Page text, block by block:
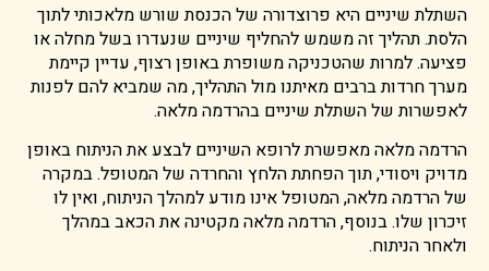
השתלת שיניים היא פרוצדורה של הכנסת שורש מלאכותי לתוך
הלסת. תהליך זה משמש להחליף שיניים שנעדרו בשל מחלה או
פציעה. למרות שהטכניקה משופרת באופן רצוף, עדיין קיימת
מערך חרדות ברבים מאיתנו מול התהליך, מה שמביא להם לפנות
לאפשרות של השתלת שיניים בהרדמה מלאה.
הרדמה מלאה מאפשרת לרופא השיניים לבצע את הניתוח באופן
מדויק ויסודי, תוך הפחתת הלחץ והחרדה של המטופל. במקרה
של הרדמה מלאה, המטופל אינו מודע למהלך הניתוח, ואין לו
זיכרון שלו. בנוסף, הרדמה מלאה מקטינה את הכאב במהלך
ולאחר הניתוח.